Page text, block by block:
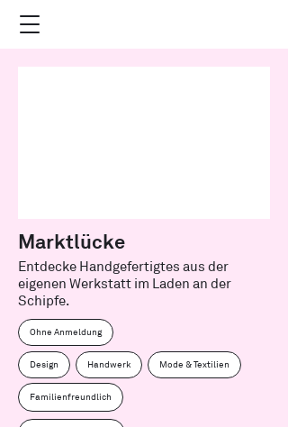
Marktlücke
Entdecke Handgefertigtes aus der
eigenen Werkstatt im Laden an der
Schipfe.
Ohne Anmeldung
Design Handwerk Mode & Textilien
Familienfreundlich